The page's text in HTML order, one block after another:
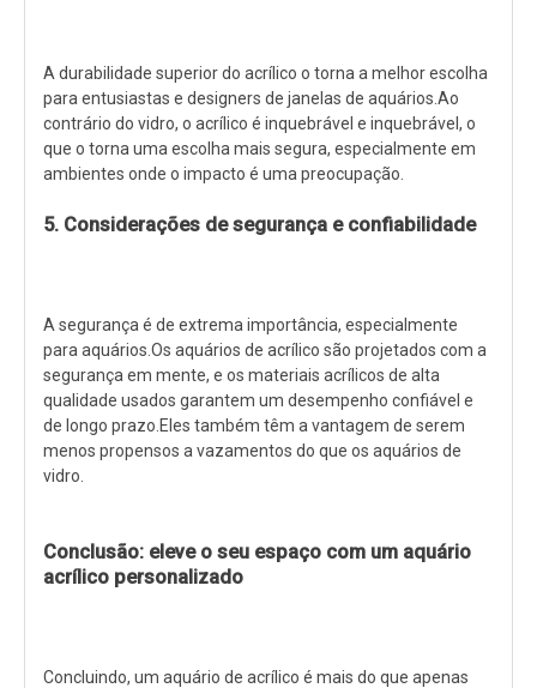
A durabilidade superior do acrílico o torna a melhor escolha
para entusiastas e designers de janelas de aquários.Ao
contrário do vidro, o acrílico é inquebrável e inquebrável, o
que o torna uma escolha mais segura, especialmente em
ambientes onde o impacto é uma preocupação.
5. Considerações de segurança e confiabilidade
A segurança é de extrema importância, especialmente
para aquários.Os aquários de acrílico são projetados com a
segurança em mente, e os materiais acrílicos de alta
qualidade usados ​​garantem um desempenho confiável e
de longo prazo.Eles também têm a vantagem de serem
menos propensos a vazamentos do que os aquários de
vidro.
Conclusão: eleve o seu espaço com um aquário
acrílico personalizado
Concluindo, um aquário de acrílico é mais do que apenas